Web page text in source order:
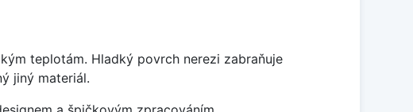
teplotám. Hladký povrch nerezi zabraňuje
jiný materiál.